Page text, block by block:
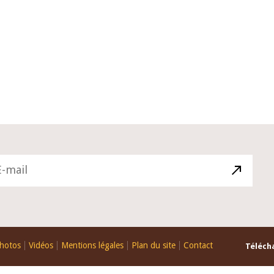
Vidéos Mentions légales Plan du site Contact